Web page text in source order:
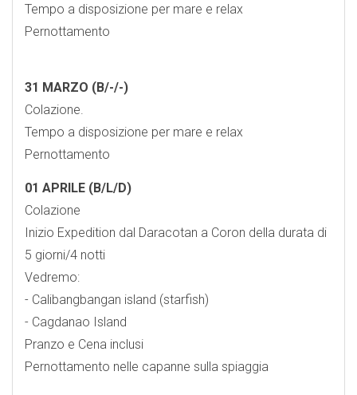
Tempo a disposizione per mare e relax
Pernottamento
31 MARZO (B/-/-)
Colazione.
Tempo a disposizione per mare e relax
Pernottamento
01 APRILE (B/L/D)
Colazione
Inizio Expedition dal Daracotan a Coron della durata di
5 giorni/4 notti
Vedremo:
- Calibangbangan island (starfish)
- ⁠Cagdanao Island
Pranzo e Cena inclusi
Pernottamento nelle capanne sulla spiaggia